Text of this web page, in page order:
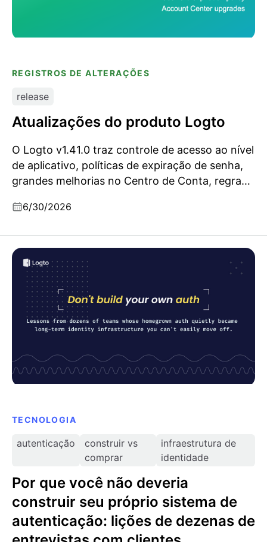
REGISTROS DE ALTERAÇÕES
release
Atualizações do produto Logto
O Logto v1.41.0 traz controle de acesso ao nível
de aplicativo, políticas de expiração de senha,
grandes melhorias no Centro de Conta, regras
verificação, entrega de mensagens mais segura
6/30/2026
TECNOLOGIA
autenticação
construir vs
comprar
infraestrutura de
identidade
Por que você não deveria
construir seu próprio sistema de
autenticação: lições de dezenas de
Por que você não deveria construir seu próprio
sistema de autenticação: lições de dezenas de
entrevistas com clientes